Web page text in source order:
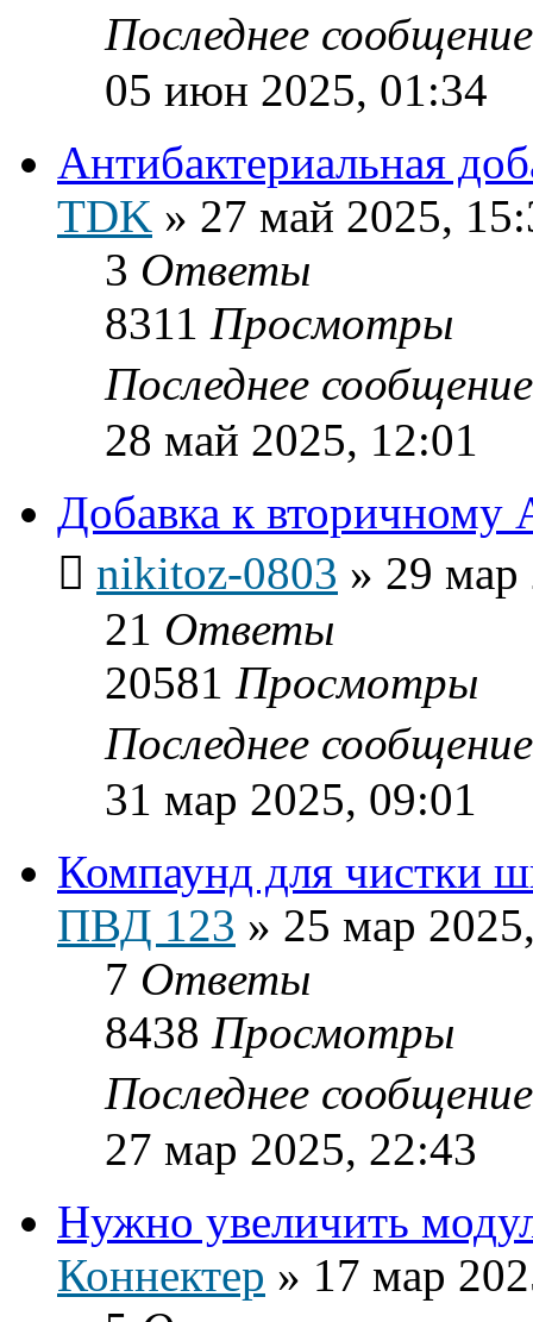
Последнее
05 июн 2025, 01:34
Антибактериальная
TDK » 27 май 2025,
3 Ответы
8311 Просмотры
Последнее
28 май 2025, 12:01
Добавка к вторичному
nikitoz-0803 » 29 мар
21 Ответы
20581 Просмотры
Последнее
31 мар 2025, 09:01
Компаунд для чистки
ПВД 123 » 25 мар
7 Ответы
8438 Просмотры
Последнее
27 мар 2025, 22:43
Нужно увеличить
Коннектер » 17 мар